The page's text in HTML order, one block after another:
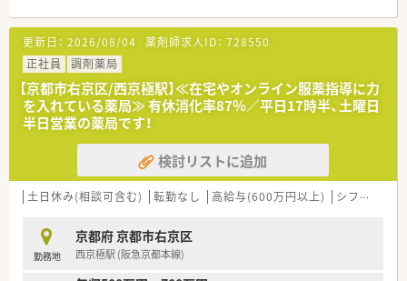
更新日： 2026/08/04 薬剤師求人ID： 728550
正社員
調剤薬局
【京都市右京区/西京極駅】≪在宅やオンライン服薬指導に力
を入れている薬局≫ 有休消化率87％／平日17時半、土曜日
半日営業の薬局です！
検討リストに追加
土日休み(相談可含む) 転勤なし 高給与(600万円以上) シフト制
勤務地
京都府 京都市右京区
西京極駅 (阪急京都本線)